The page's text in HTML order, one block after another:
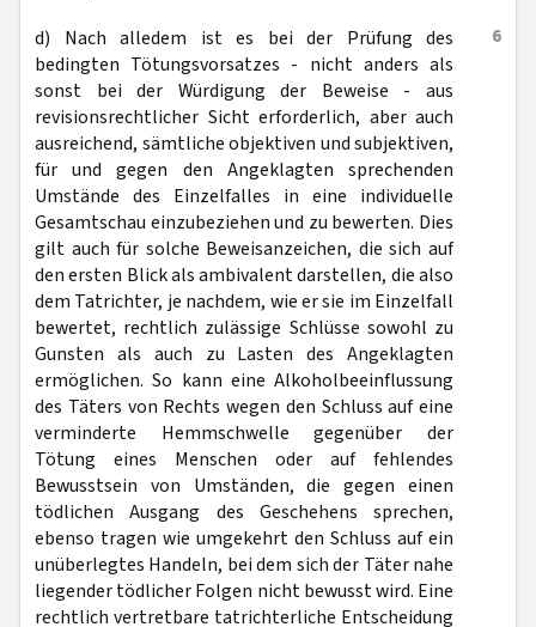
6
d) Nach alledem ist es bei der Prüfung des
bedingten Tötungsvorsatzes - nicht anders als
sonst bei der Würdigung der Beweise - aus
revisionsrechtlicher Sicht erforderlich, aber auch
ausreichend, sämtliche objektiven und subjektiven,
für und gegen den Angeklagten sprechenden
Umstände des Einzelfalles in eine individuelle
Gesamtschau einzubeziehen und zu bewerten. Dies
gilt auch für solche Beweisanzeichen, die sich auf
den ersten Blick als ambivalent darstellen, die also
dem Tatrichter, je nachdem, wie er sie im Einzelfall
bewertet, rechtlich zulässige Schlüsse sowohl zu
Gunsten als auch zu Lasten des Angeklagten
ermöglichen. So kann eine Alkoholbeeinflussung
des Täters von Rechts wegen den Schluss auf eine
verminderte Hemmschwelle gegenüber der
Tötung eines Menschen oder auf fehlendes
Bewusstsein von Umständen, die gegen einen
tödlichen Ausgang des Geschehens sprechen,
ebenso tragen wie umgekehrt den Schluss auf ein
unüberlegtes Handeln, bei dem sich der Täter nahe
liegender tödlicher Folgen nicht bewusst wird. Eine
rechtlich vertretbare tatrichterliche Entscheidung